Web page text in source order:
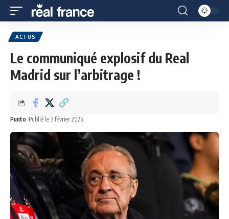
ACTUS
Le communiqué explosif du Real
Madrid sur l’arbitrage !
Punto Publié le 3 février 2025